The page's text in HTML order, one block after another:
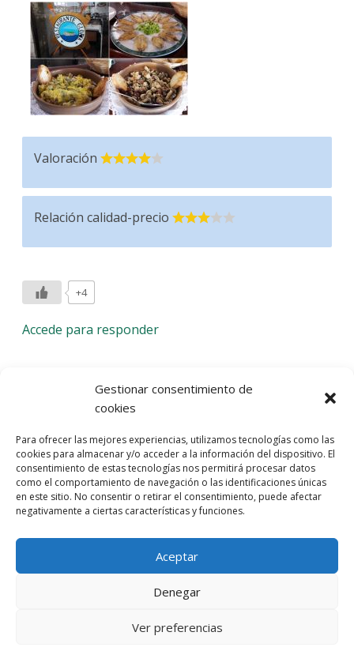
Gestionar consentimiento de
cookies
Para ofrecer las mejores experiencias, utilizamos tecnologías como las
cookies para almacenar y/o acceder a la información del dispositivo. El
consentimiento de estas tecnologías nos permitirá procesar datos
como el comportamiento de navegación o las identificaciones únicas
en este sitio. No consentir o retirar el consentimiento, puede afectar
negativamente a ciertas características y funciones.
Aceptar
Denegar
Ver preferencias
Valoración
Relación calidad-precio
+4
Accede para responder
Deja una respuesta
comentario.
Entra con tu red social
He leído y acepto laPolítica de Privacidad